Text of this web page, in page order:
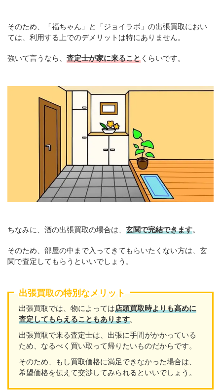
そのため、「福ちゃん」と「ジョイラボ」の出張買取におい
ては、利用する上でのデメリットは特にありません。
強いて言うなら、 査定士が家に来ること くらいです。
ちなみに、酒の出張買取の場合は、 玄関で完結できます。
そのため、部屋の中まで入ってきてもらいたくない方は、玄
関で査定してもらうといいでしょう。
出張買取の特別なメリット
出張買取では、物によっては店頭買取時よりも高めに
査定してもらえることもあります。
出張買取で来る査定士は、出張に手間がかかっている
ため、なるべく買い取って帰りたいものだからです。
そのため、もし買取価格に満足できなかった場合は、
希望価格を伝えて交渉してみられるといいでしょう。